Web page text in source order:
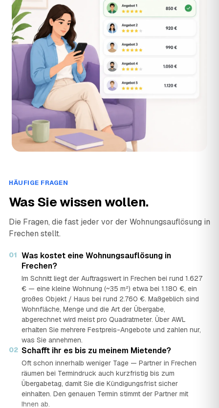
HÄUFIGE FRAGEN
Was Sie wissen wollen.
Die Fragen, die fast jeder vor der Wohnungsauflösung in
Frechen stellt.
01 Was kostet eine Wohnungsauflösung in
Frechen?
Im Schnitt liegt der Auftragswert in Frechen bei rund 1.627
€ — eine kleine Wohnung (~35 m²) etwa bei 1.180 €, ein
großes Objekt / Haus bei rund 2.760 €. Maßgeblich sind
Wohnfläche, Menge und die Art der Übergabe,
abgerechnet wird meist pro Quadratmeter. Über AWL
erhalten Sie mehrere Festpreis-Angebote und zahlen nur,
was Sie annehmen.
02 Schafft ihr es bis zu meinem Mietende?
Oft schon innerhalb weniger Tage — Partner in Frechen
räumen bei Termindruck auch kurzfristig bis zum
Übergabetag, damit Sie die Kündigungsfrist sicher
einhalten. Den genauen Termin stimmt der Partner mit
Ihnen ab.